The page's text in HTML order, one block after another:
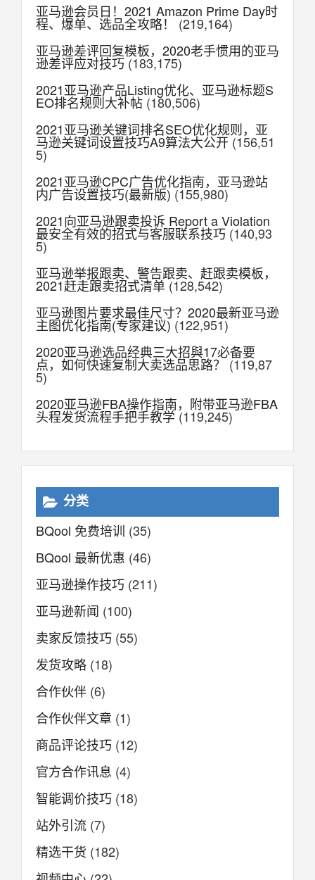
亚马逊会员日！2021 Amazon Prime Day时
程、爆单、选品全攻略！
(219,164)
亚马逊差评回复模板，2020老手惯用的亚马
逊差评应对技巧(183,175)
2021亚马逊产品Listing优化、亚马逊标题S
EO排名规则大补帖 (180,506)
2021亚马逊关键词排名SEO优化规则，亚
马逊关键词设置技巧A9算法大公开(156,51
5)
2021亚马逊CPC广告优化指南，亚马逊站
内广告设置技巧(最新版)(155,980)
2021向亚马逊跟卖投诉 Report a Violation
最安全有效的招式与客服联系技巧 (140,93
5)
亚马逊举报跟卖、警告跟卖、赶跟卖模板，
2021赶走跟卖招式清单(128,542)
亚马逊图片要求最佳尺寸？2020最新亚马逊
主图优化指南(专家建议) (122,951)
2020亚马逊选品经典三大招與17必备要
点，如何快速复制大卖选品思路？ (119,87
5)
2020亚马逊FBA操作指南，附带亚马逊FBA
头程发货流程手把手教学(119,245)
分类
BQool 免费培训 (35)
BQool 最新优惠 (46)
亚马逊操作技巧 (211)
亚马逊新闻 (100)
卖家反馈技巧 (55)
发货攻略 (18)
合作伙伴 (6)
合作伙伴文章 (1)
商品评论技巧 (12)
官方合作讯息 (4)
智能调价技巧 (18)
站外引流 (7)
精选干货 (182)